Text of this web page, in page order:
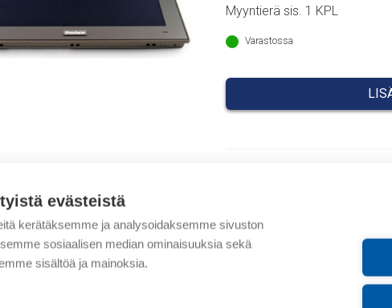
evästeistä
kerätäksemme ja analysoidaksemme sivuston
sosiaalisen median ominaisuuksia sekä
sisältöä ja mainoksia.
oli:
Myyntierä sis. 1 KPL
Varastossa
Product order number:
Valmistajan tuotenumero: